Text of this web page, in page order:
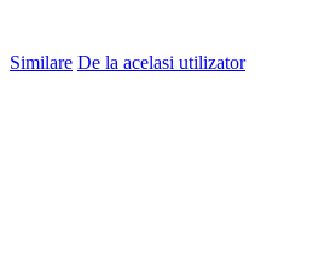
Similare De la acelasi utilizator